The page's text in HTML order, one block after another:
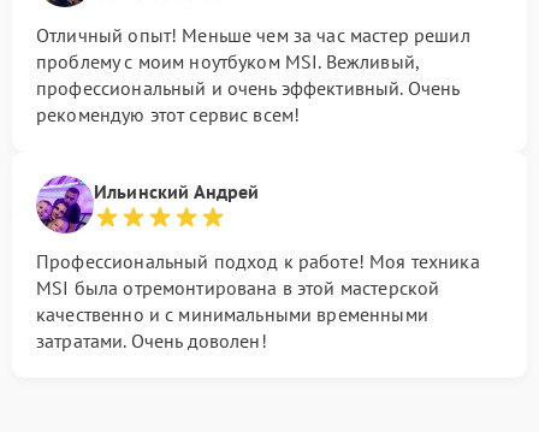
Отличный опыт! Меньше чем за час мастер решил
проблему с моим ноутбуком MSI. Вежливый,
профессиональный и очень эффективный. Очень
рекомендую этот сервис всем!
Ильинский Андрей
Профессиональный подход к работе! Моя техника
MSI была отремонтирована в этой мастерской
качественно и с минимальными временными
затратами. Очень доволен!